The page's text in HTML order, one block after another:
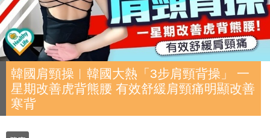
韓國肩頸操︱韓國大熱「3步肩頸背操」 一
星期改善虎背熊腰 有效舒緩肩頸痛明顯改善
寒背